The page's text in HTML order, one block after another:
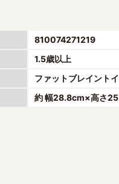
810074271219
1.5歳以上
ファットブレイント
約 幅28.8cm×高さ